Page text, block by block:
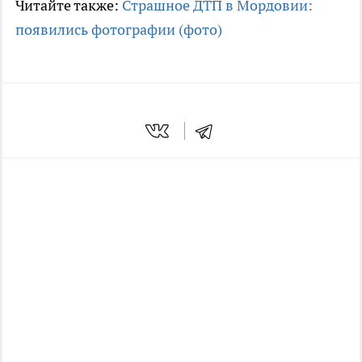
Читайте также: Страшное ДТП в Мордовии:
появились фотографии (фото)